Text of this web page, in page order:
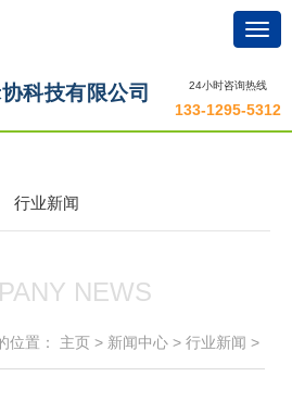
科技有限公司 24小时咨询热线
133-1295-5312
行业新闻
NEWS
位置： 主页 > 新闻中心 > 行业新闻 >